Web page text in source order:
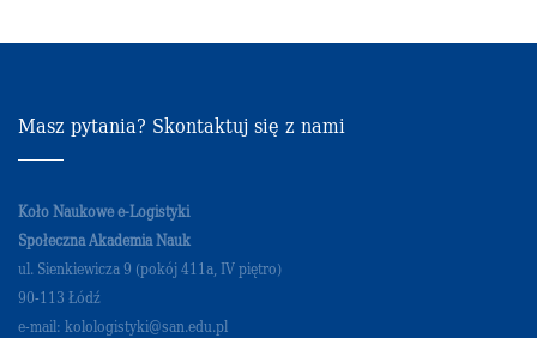
Masz pytania? Skontaktuj się z nami
Koło Naukowe e-Logistyki
Społeczna Akademia Nauk
ul. Sienkiewicza 9 (pokój 411a, IV piętro)
90-113 Łódź
e-mail: kolologistyki@san.edu.pl